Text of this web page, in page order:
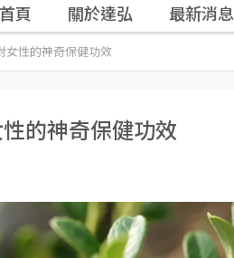
首頁 關於達弘 最新消息
女性的神奇保健功效
的神奇保健功效